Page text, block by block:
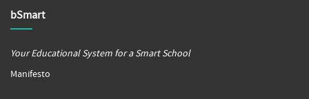
bSmart
Your Educational System for a Smart School
Manifesto